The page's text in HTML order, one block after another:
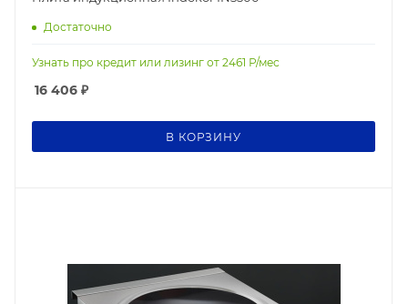
Достаточно
Узнать про кредит или лизинг от 2461 Р/мес
16 406 ₽
В КОРЗИНУ